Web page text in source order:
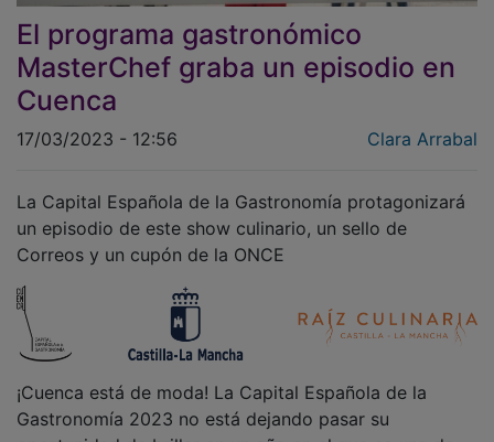
El programa gastronómico
MasterChef graba un episodio en
Cuenca
un episodio de este show culinario, un sello de
Correos y un cupón de la ONCE
Gastronomía 2023 no está dejando pasar su
oportunidad de brillar en un año en el que es una de